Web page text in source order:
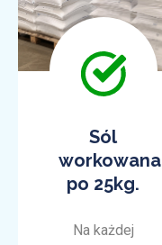
Sól
workowana
po 25kg.
Na każdej